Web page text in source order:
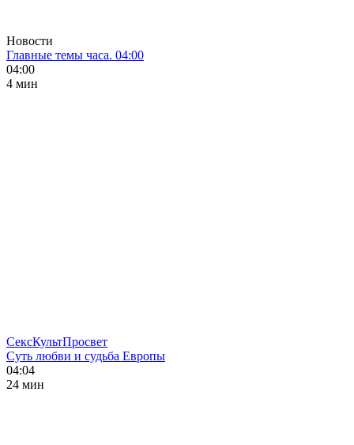
Новости
Главные темы часа. 04:00
04:00
4 мин
СексКультПросвет
Суть любви и судьба Европы
04:04
24 мин